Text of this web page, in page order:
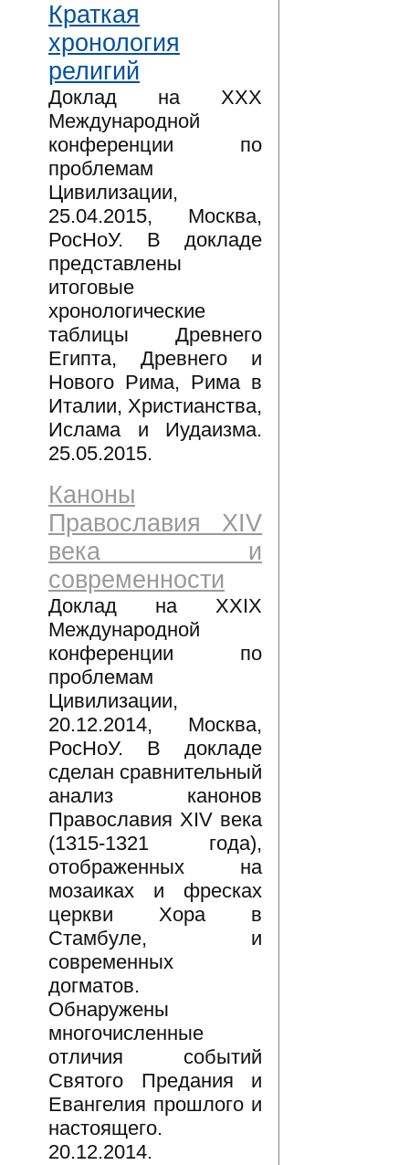
Краткая
хронология
религий
Доклад на XXX
Международной
конференции по
проблемам
Цивилизации,
25.04.2015, Москва,
РосНоУ. В докладе
представлены
итоговые
хронологические
таблицы Древнего
Египта, Древнего и
Нового Рима, Рима в
Италии, Христианства,
Ислама и Иудаизма.
25.05.2015.
Каноны
Православия XIV
века и
современности
Доклад на XXIX
Международной
конференции по
проблемам
Цивилизации,
20.12.2014, Москва,
РосНоУ. В докладе
сделан сравнительный
анализ канонов
Православия XIV века
(1315-1321 года),
отображенных на
мозаиках и фресках
церкви Хора в
Стамбуле, и
современных
догматов.
Обнаружены
многочисленные
отличия событий
Святого Предания и
Евангелия прошлого и
настоящего.
20.12.2014.